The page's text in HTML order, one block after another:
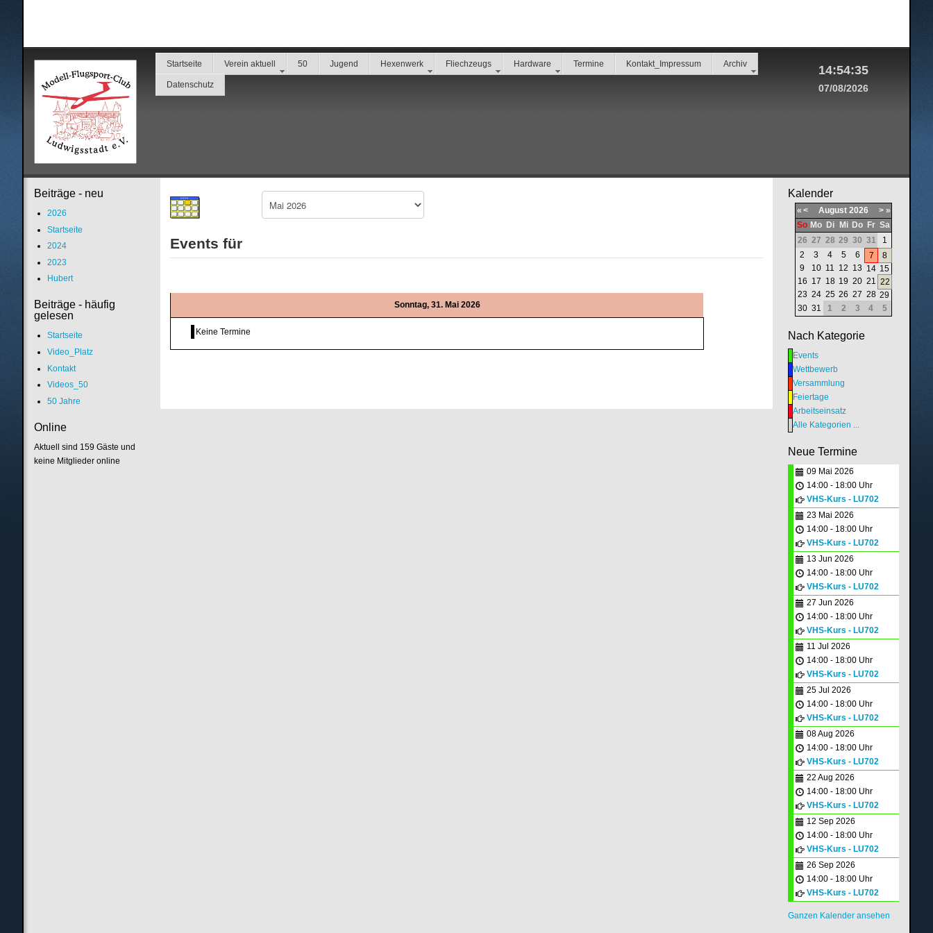
Startseite Verein aktuell 50 Jugend Hexenwerk Fliechzeugs Hardware Termine Kontakt_Impressum Archiv
Datenschutz
14:54:35
07/08/2026
Events für
Sonntag, 31. Mai 2026
Keine Termine
Beiträge - neu
2026
Startseite
2024
2023
Hubert
Beiträge - häufig
gelesen
Startseite
Video_Platz
Kontakt
Videos_50
50 Jahre
Online
Aktuell sind 159 Gäste und
keine Mitglieder online
Kalender
« < August 2026 > »
So Mo Di Mi Do Fr Sa
26 27 28 29 30 31
1
2
3 4 5 6 7
8
9
10 11 12 13 14 15
16 17 18 19 20 21 22
23 24 25 26 27 28 29
30 31 1 2 3 4 5
Nach Kategorie
Events
Wettbewerb
Versammlung
Feiertage
Arbeitseinsatz
Alle Kategorien ...
Neue Termine
09 Mai 2026
14:00 - 18:00 Uhr
VHS-Kurs - LU702
23 Mai 2026
14:00 - 18:00 Uhr
VHS-Kurs - LU702
13 Jun 2026
14:00 - 18:00 Uhr
VHS-Kurs - LU702
27 Jun 2026
14:00 - 18:00 Uhr
VHS-Kurs - LU702
11 Jul 2026
14:00 - 18:00 Uhr
VHS-Kurs - LU702
25 Jul 2026
14:00 - 18:00 Uhr
VHS-Kurs - LU702
08 Aug 2026
14:00 - 18:00 Uhr
VHS-Kurs - LU702
22 Aug 2026
14:00 - 18:00 Uhr
VHS-Kurs - LU702
12 Sep 2026
14:00 - 18:00 Uhr
VHS-Kurs - LU702
26 Sep 2026
14:00 - 18:00 Uhr
VHS-Kurs - LU702
Ganzen Kalender ansehen